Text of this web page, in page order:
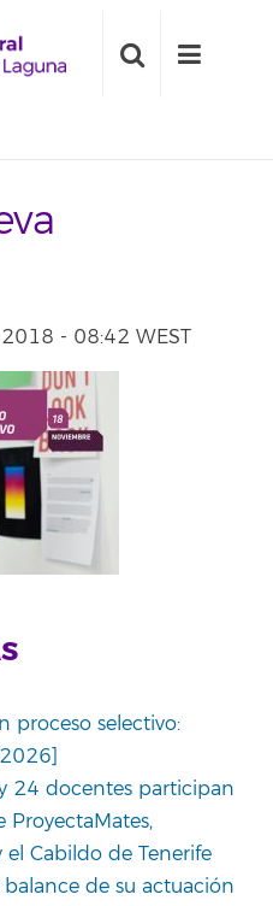
- 08:42 WEST
proceso selectivo:
24 docentes participan
Cabildo de Tenerife
de su actuación